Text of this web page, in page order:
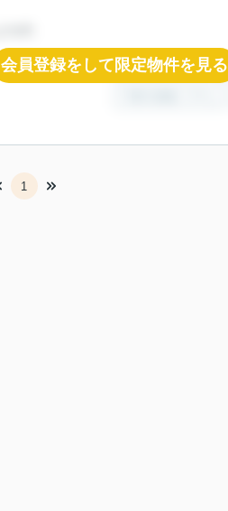
会員登録をして限定物件を見る
1